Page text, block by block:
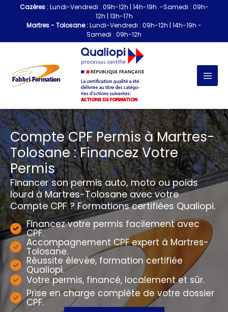
contenu
Cazères :Lundi-Vendredi : 09h-12h | 14h-19h -Samedi : 09h-
12h | 13h-17h
Martres - Tolosane :Lundi-Vendredi : 09h-12h | 14h-19h -
Samedi : 09h-12h
Compte CPF Permis à Martres-
Tolosane : Financez Votre
Permis
Financer son permis auto, moto ou poids
lourd à Martres-Tolosane avec votre
Compte CPF ? Formations certifiées Qualiopi.
Financez votre permis facilement avec
CPF.
Accompagnement CPF expert à Martres-
Tolosane.
Réussite élevée, formation certifiée
Qualiopi.
Votre permis, financé, localement et sûr.
Prise en charge complète de votre dossier
CPF.